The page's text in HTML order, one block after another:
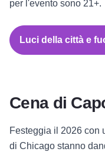
per l'evento sono 21+.
Luci della città e
Cena di
Festeggia il 2026 con
di Chicago stanno